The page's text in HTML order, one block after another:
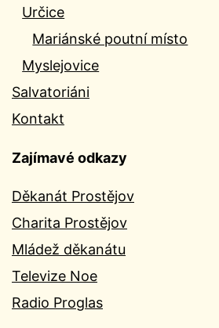
Určice
Mariánské poutní místo
Myslejovice
Salvatoriáni
Kontakt
Zajímavé odkazy
Děkanát Prostějov
Charita Prostějov
Mládež děkanátu
Televize Noe
Radio Proglas